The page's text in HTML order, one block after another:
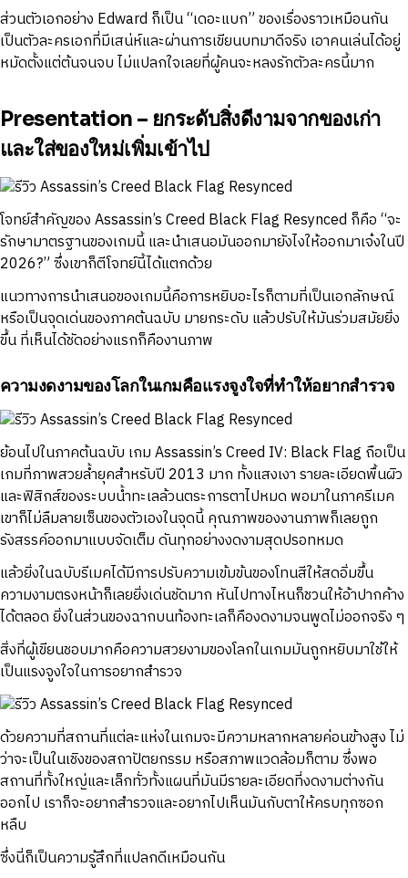
ส่วนตัวเอกอย่าง Edward ก็เป็น “เดอะแบก” ของเรื่องราวเหมือนกัน
เป็นตัวละครเอกที่มีเสน่ห์และผ่านการเขียนบทมาดีจริง เอาคนเล่นได้อยู่
หมัดตั้งแต่ต้นจนจบ ไม่แปลกใจเลยที่ผู้คนจะหลงรักตัวละครนี้มาก
Presentation – ยกระดับสิ่งดีงามจากของเก่า
และใส่ของใหม่เพิ่มเข้าไป
โจทย์สำคัญของ Assassin’s Creed Black Flag Resynced ก็คือ “จะ
รักษามาตรฐานของเกมนี้ และนำเสนอมันออกมายังไงให้ออกมาเจ๋งในปี
2026?” ซึ่งเขาก็ตีโจทย์นี้ได้แตกด้วย
แนวทางการนำเสนอของเกมนี้คือการหยิบอะไรก็ตามที่เป็นเอกลักษณ์
หรือเป็นจุดเด่นของภาคต้นฉบับ มายกระดับ แล้วปรับให้มันร่วมสมัยยิ่ง
ขึ้น ที่เห็นได้ชัดอย่างแรกก็คืองานภาพ
ความงดงามของโลกในเกมคือแรงจูงใจที่ทำให้อยากสำรวจ
ย้อนไปในภาคต้นฉบับ เกม Assassin’s Creed IV: Black Flag ถือเป็น
เกมที่ภาพสวยล้ำยุคสำหรับปี 2013 มาก ทั้งแสงเงา รายละเอียดพื้นผิว
และฟิสิกส์ของระบบน้ำทะเลล้วนตระการตาไปหมด พอมาในภาครีเมค
เขาก็ไม่ลืมลายเซ็นของตัวเองในจุดนี้ คุณภาพของงานภาพก็เลยถูก
รังสรรค์ออกมาแบบจัดเต็ม ดันทุกอย่างงดงามสุดปรอทหมด
แล้วยิ่งในฉบับรีเมคได้มีการปรับความเข้มข้นของโทนสีให้สดอิ่มขึ้น
ความงามตรงหน้าก็เลยยิ่งเด่นชัดมาก หันไปทางไหนก็ชวนให้อ้าปากค้าง
ได้ตลอด ยิ่งในส่วนของฉากบนท้องทะเลก็คืองดงามจนพูดไม่ออกจริง ๆ
สิ่งที่ผู้เขียนชอบมากคือความสวยงามของโลกในเกมมันถูกหยิบมาใช้ให้
เป็นแรงจูงใจในการอยากสำรวจ
ด้วยความที่สถานที่แต่ละแห่งในเกมจะมีความหลากหลายค่อนข้างสูง ไม่
ว่าจะเป็นในเชิงของสถาปัตยกรรม หรือสภาพแวดล้อมก็ตาม ซึ่งพอ
สถานที่ทั้งใหญ่และเล็กทั่วทั้งแผนที่มันมีรายละเอียดที่งดงามต่างกัน
ออกไป เราก็จะอยากสำรวจและอยากไปเห็นมันกับตาให้ครบทุกซอก
หลืบ
ซึ่งนี่ก็เป็นความรู้สึกที่แปลกดีเหมือนกัน